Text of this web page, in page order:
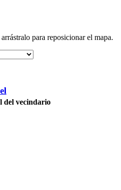
para reposicionar el mapa.
del vecindario